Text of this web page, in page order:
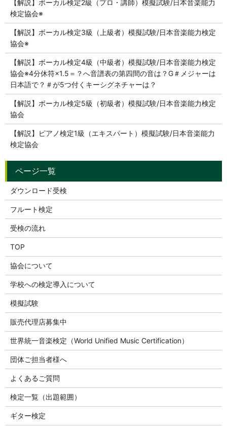
【解説】ボーカル検定2級（プロ・講師）模擬試験/日本音楽能力
検定協会※
【解説】ボーカル検定3級（上級者）模擬試験/日本音楽能力検定
協会※
【解説】ボーカル検定4級（中級者）模擬試験/日本音楽能力検定
協会※4分休符×1.5＝？へ音譜表の第四間の音は？G＃メジャーは
日本語で？＃が5つ付くキーシグネチャーは？
【解説】ボーカル検定5級（初級者）模擬試験/日本音楽能力検定
協会
【解説】ピアノ検定1級（エキスパート）模擬試験/日本音楽能力
検定協会
ダウンロード受検
フルート検定
受検の流れ
TOP
協会について
学校への検定導入について
模擬試験
販売代理店募集中
世界統一音楽検定（World Unified Music Certification）
団体ご担当者様へ
よくあるご質問
検定一覧（出題範囲）
ギター検定